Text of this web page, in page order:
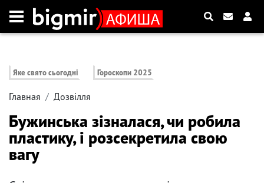
Яке свято сьогодні Гороскопи 2025
Главная Дозвілля
Бужинська зізналася, чи робила
пластику, і розсекретила свою
вагу